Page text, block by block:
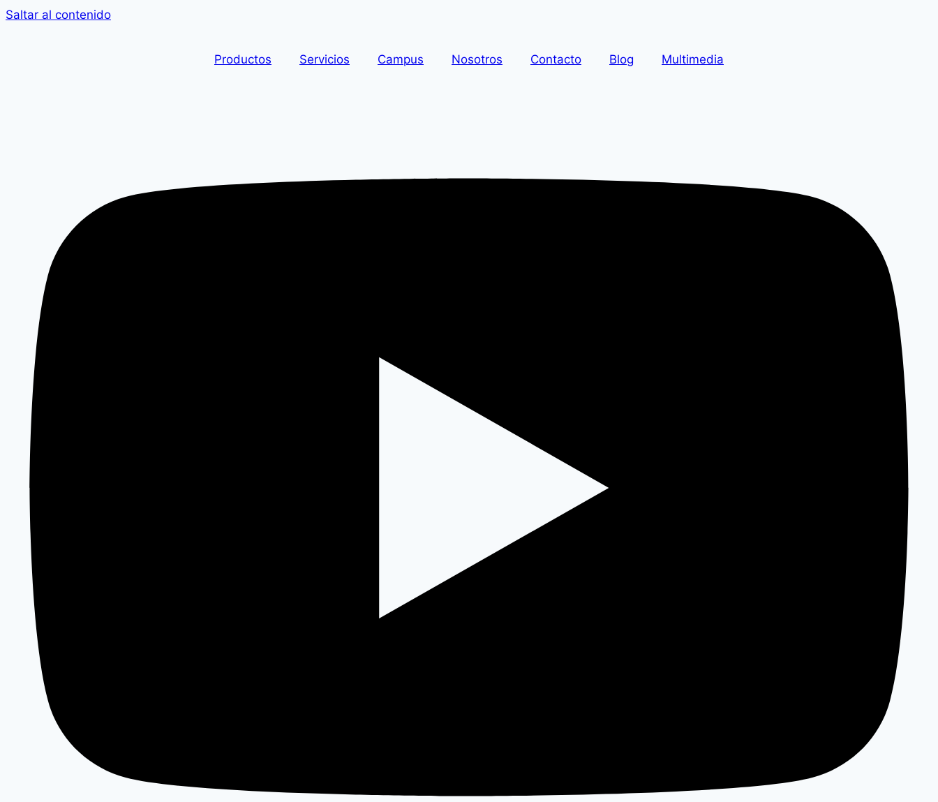
Saltar al contenido
Productos Servicios Campus Nosotros Contacto Blog Multimedia